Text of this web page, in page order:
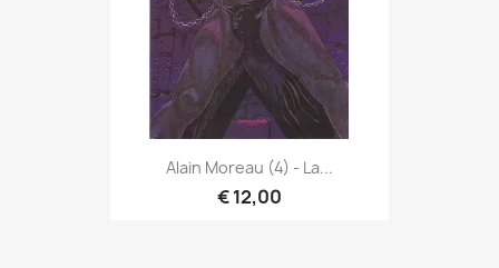
Alain Moreau (4) - La...
€ 12,00